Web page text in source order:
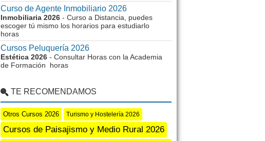
Curso de Agente Inmobiliario 2026
Inmobiliaria 2026 - Curso a Distancia, puedes
escoger tú mismo los horarios para estudiarlo
horas
Cursos Peluquería 2026
Estética 2026 - Consultar Horas con la Academia
de Formación horas
TE RECOMENDAMOS
Otros Cursos 2026 Turismo y Hostelería 2026
Cursos de Paisajismo y Medio Rural 2026